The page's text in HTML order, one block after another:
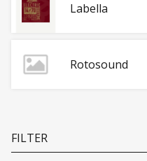
Labella
Rotosound
FILTER